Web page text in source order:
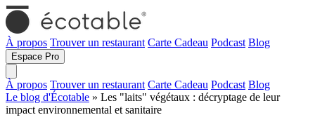
À propos Trouver un restaurant Carte Cadeau Podcast Blog
Espace Pro
À propos Trouver un restaurant Carte Cadeau Podcast Blog
Le blog d'Écotable » Les "laits" végétaux : décryptage de leur
impact environnemental et sanitaire